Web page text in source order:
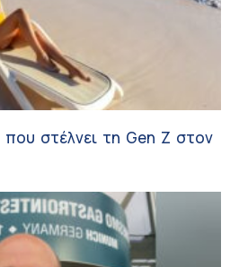
στέλνει τη Gen Z στον